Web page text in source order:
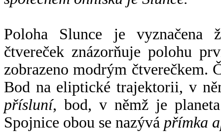
Poloha Slunce je vyznačena
čtvereček znázorňuje polohu
zobrazeno modrým čtverečkem.
Bod na eliptické trajektorii, v
přísluní, bod, v němž je
Spojnice obou se nazývá přímka